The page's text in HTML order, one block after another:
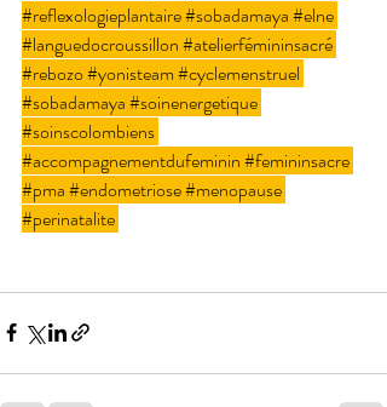
#reflexologieplantaire#sobadamaya#elne
#languedocroussillon#atelierfémininsacré
#rebozo#yonisteam#cyclemenstruel
#sobadamaya#soinenergetique
#soinscolombiens
#accompagnementdufeminin#femininsacre
#pma#endometriose#menopause
#perinatalite